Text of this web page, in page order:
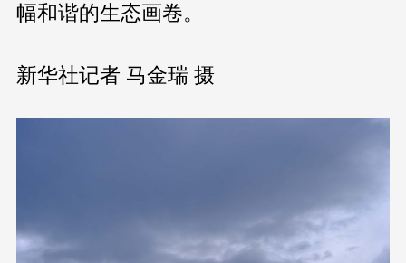
幅和谐的生态画卷。
新华社记者 马金瑞 摄